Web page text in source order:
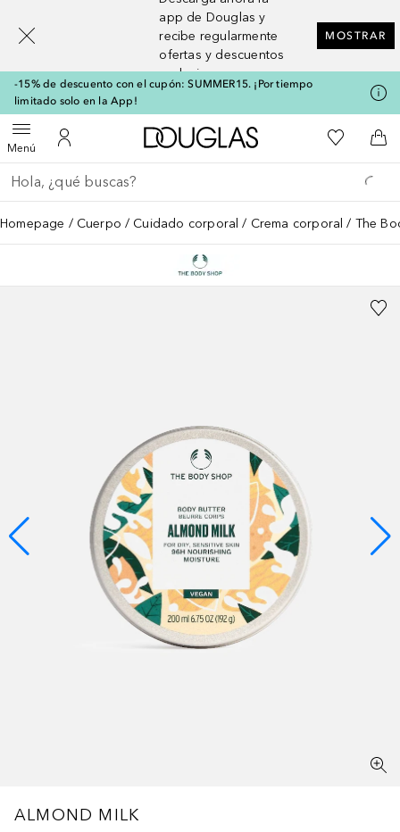
app de Douglas y
recibe regularmente
ofertas y descuentos
exclusivos
MOSTRAR
-15% de descuento con el cupón: SUMMER15. ¡Por tiempo
limitado solo en la App!
MenúAbrir menúMi cuenta
A Douglas HomeMi lista de
A
Regresar
Ejecutar búsqueda
Homepage Cuerpo Cuidado corporal Crema corporal The
ALMOND MILK
[navigation.slideout.screenreader]